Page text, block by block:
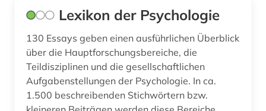
Lexikon der Psychologie
130 Essays geben einen ausführlichen Überblick
über die Hauptforschungsbereiche, die
Teildisziplinen und die gesellschaftlichen
Aufgabenstellungen der Psychologie. In ca.
1.500 beschreibenden Stichwörtern bzw.